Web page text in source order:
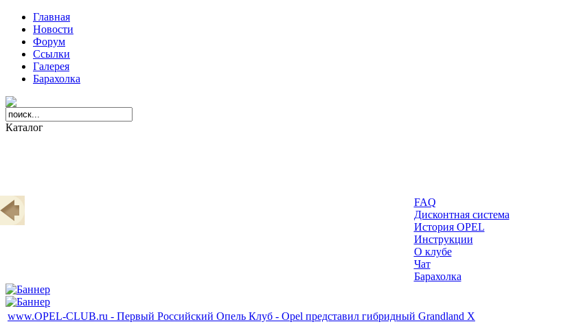
Главная
Новости
Форум
Ссылки
Галерея
Барахолка
Каталог
FAQ
Дисконтная система
История OPEL
Инструкции
О клубе
Чат
Барахолка
www.OPEL-CLUB.ru - Первый Российский Опель Клуб - Opel представил гибридный Grandland X